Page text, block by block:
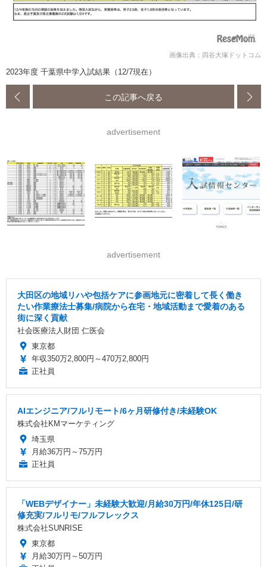
画像出典：四谷大塚ドットコム
2023年度 千葉県中学入試結果（12/7現在）
この記事へ戻る
advertisement
advertisement
大田区の地域リハや包括ケアに参画地元に密着して長く働き
たい作業療法士募集/病院から在宅・地域活動まで愛着のある
街に深く貢献
社会医療法人財団 仁医会
東京都
年収350万2,800円～470万2,800円
正社員
AIエンジニア/フルリモート/6ヶ月研修付き/未経験OK
株式会社KMマーケティング
埼玉県
月給36万円～75万円
正社員
「WEBデザイナー」未経験大歓迎/月給30万円/年休125日/研
修充実/フルリモ/フルフレックス
株式会社SUNRISE
東京都
月給30万円～50万円